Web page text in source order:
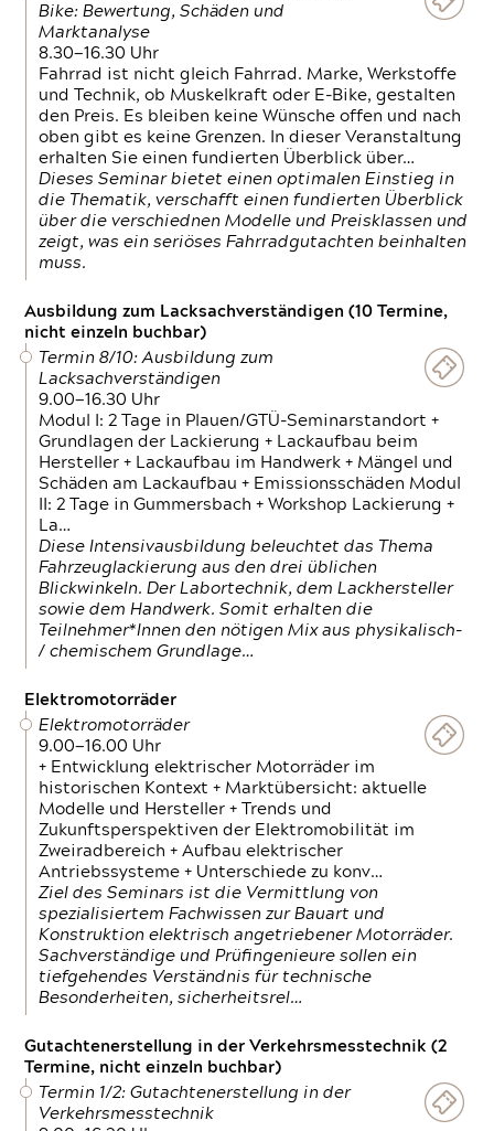
Bike: Bewertung, Schäden und
Marktanalyse
8.30—16.30 Uhr
Fahrrad ist nicht gleich Fahrrad. Marke, Werkstoffe
und Technik, ob Muskelkraft oder E-Bike, gestalten
den Preis. Es bleiben keine Wünsche offen und nach
oben gibt es keine Grenzen. In dieser Veranstaltung
erhalten Sie einen fundierten Überblick über…
Dieses Seminar bietet einen optimalen Einstieg in
die Thematik, verschafft einen fundierten Überblick
über die verschiednen Modelle und Preisklassen und
zeigt, was ein seriöses Fahrradgutachten beinhalten
muss.
Ausbildung zum Lacksachverständigen (10 Termine,
nicht einzeln buchbar)
Termin 8/10: Ausbildung zum
Lacksachverständigen
9.00—16.30 Uhr
Modul I: 2 Tage in Plauen/GTÜ-Seminarstandort +
Grundlagen der Lackierung + Lackaufbau beim
Hersteller + Lackaufbau im Handwerk + Mängel und
Schäden am Lackaufbau + Emissionsschäden Modul
II: 2 Tage in Gummersbach + Workshop Lackierung +
La…
Diese Intensivausbildung beleuchtet das Thema
Fahrzeuglackierung aus den drei üblichen
Blickwinkeln. Der Labortechnik, dem Lackhersteller
sowie dem Handwerk. Somit erhalten die
Teilnehmer*Innen den nötigen Mix aus physikalisch-
/ chemischem Grundlage…
Elektromotorräder
Elektromotorräder
9.00—16.00 Uhr
+ Entwicklung elektrischer Motorräder im
historischen Kontext + Marktübersicht: aktuelle
Modelle und Hersteller + Trends und
Zukunftsperspektiven der Elektromobilität im
Zweiradbereich + Aufbau elektrischer
Antriebssysteme + Unterschiede zu konv…
Ziel des Seminars ist die Vermittlung von
spezialisiertem Fachwissen zur Bauart und
Konstruktion elektrisch angetriebener Motorräder.
Sachverständige und Prüfingenieure sollen ein
tiefgehendes Verständnis für technische
Besonderheiten, sicherheitsrel…
Gutachtenerstellung in der Verkehrsmesstechnik (2
Termine, nicht einzeln buchbar)
Termin 1/2: Gutachtenerstellung in der
Verkehrsmesstechnik